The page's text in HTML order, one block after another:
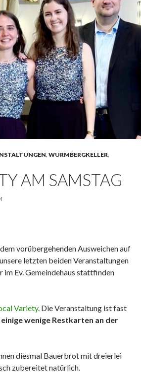
, WURMBERGKELLER,
AM SAMSTAG
vorübergehenden Ausweichen auf
letzten beiden Veranstaltungen
Ev. Gemeindehaus stattfinden
Variety. Die Veranstaltung ist fast
wenige Restkarten an der
diesmal Bauerbrot mit dreierlei
zubereitet natürlich.